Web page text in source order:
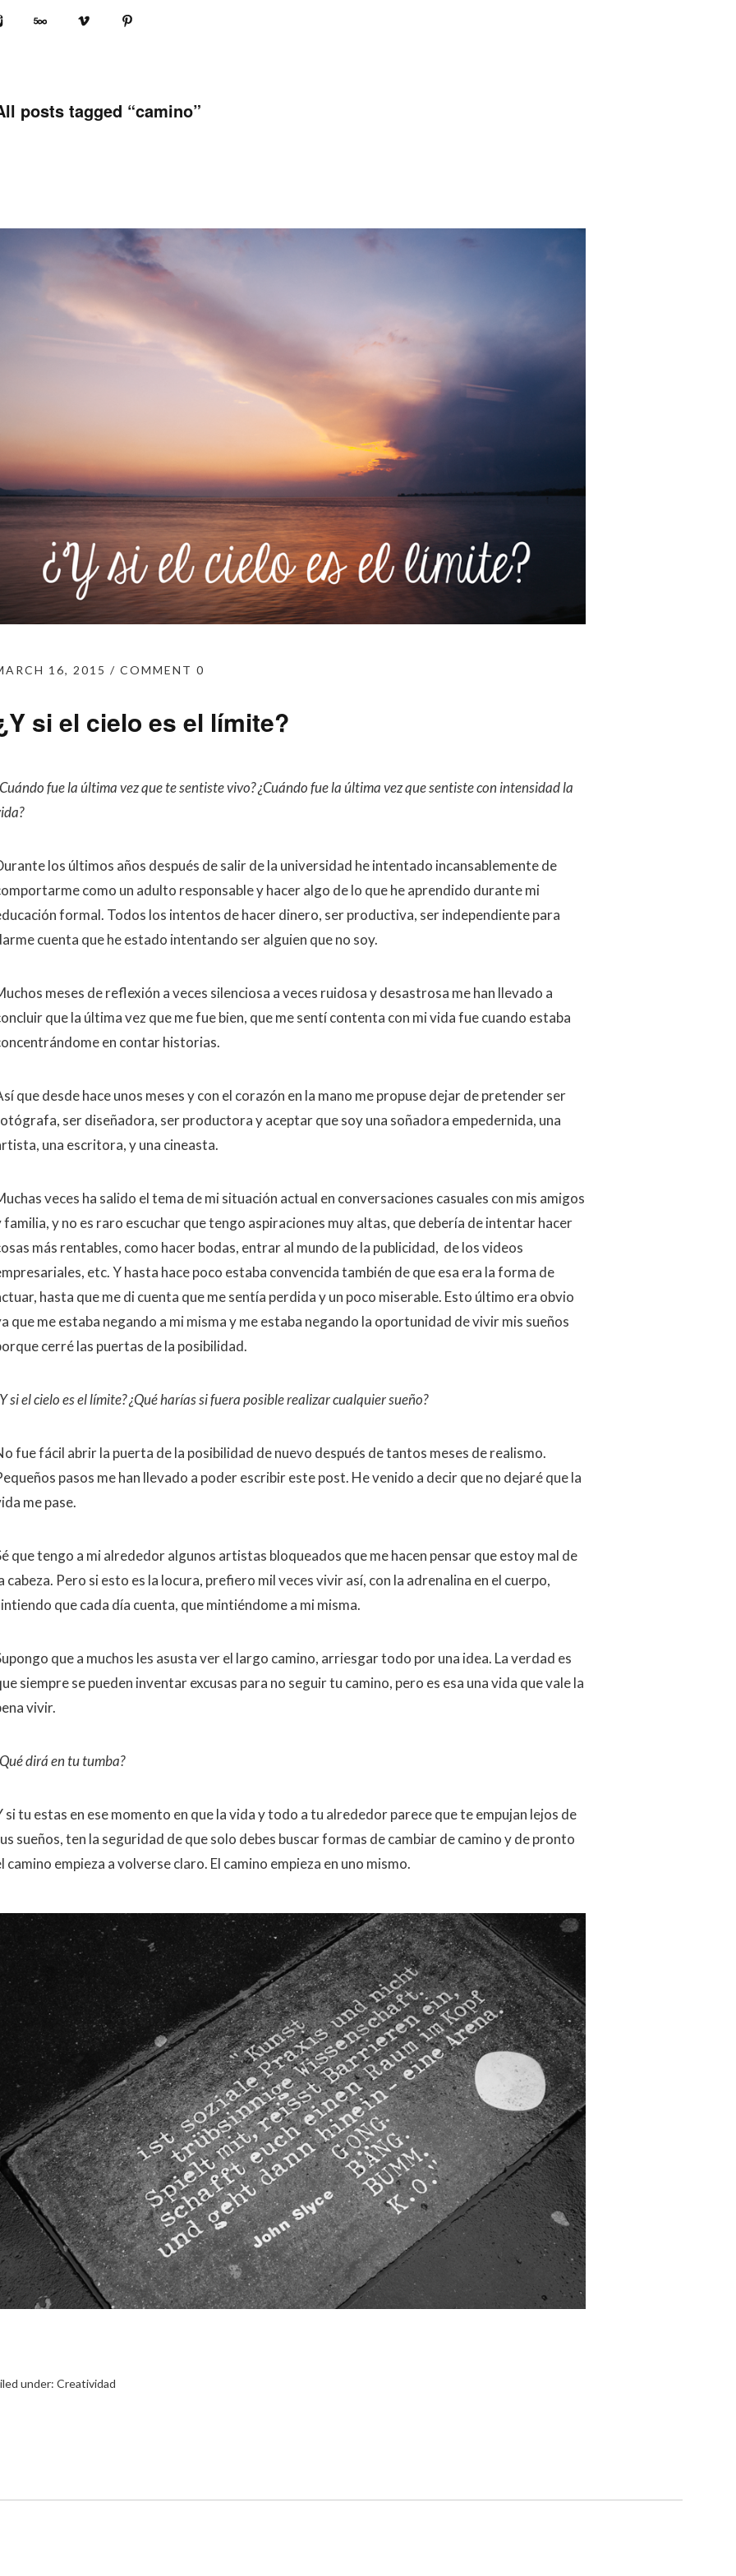
posts tagged “camino”
16, 2015 COMMENT 0
si el cielo es el límite?
fue la última vez que te sentiste vivo? ¿Cuándo fue la última vez que sentiste con intensidad la
los últimos años después de salir de la universidad he intentado incansablemente de
como un adulto responsable y hacer algo de lo que he aprendido durante mi
formal. Todos los intentos de hacer dinero, ser productiva, ser independiente para
cuenta que he estado intentando ser alguien que no soy.
meses de reflexión a veces silenciosa a veces ruidosa y desastrosa me han llevado a
que la última vez que me fue bien, que me sentí contenta con mi vida fue cuando estaba
en contar historias.
que desde hace unos meses y con el corazón en la mano me propuse dejar de pretender ser
ser diseñadora, ser productora y aceptar que soy una soñadora empedernida, una
una escritora, y una cineasta.
veces ha salido el tema de mi situación actual en conversaciones casuales con mis amigos
familia, y no es raro escuchar que tengo aspiraciones muy altas, que debería de intentar hacer
más rentables, como hacer bodas, entrar al mundo de la publicidad, de los videos
etc. Y hasta hace poco estaba convencida también de que esa era la forma de
hasta que me di cuenta que me sentía perdida y un poco miserable. Esto último era obvio
que me estaba negando a mi misma y me estaba negando la oportunidad de vivir mis sueños
cerré las puertas de la posibilidad.
si el cielo es el límite? ¿Qué harías si fuera posible realizar cualquier sueño?
fue fácil abrir la puerta de la posibilidad de nuevo después de tantos meses de realismo.
pasos me han llevado a poder escribir este post. He venido a decir que no dejaré que la
me pase.
que tengo a mi alrededor algunos artistas bloqueados que me hacen pensar que estoy mal de
cabeza. Pero si esto es la locura, prefiero mil veces vivir así, con la adrenalina en el cuerpo,
que cada día cuenta, que mintiéndome a mi misma.
que a muchos les asusta ver el largo camino, arriesgar todo por una idea. La verdad es
siempre se pueden inventar excusas para no seguir tu camino, pero es esa una vida que vale la
vivir.
dirá en tu tumba?
si tu estas en ese momento en que la vida y todo a tu alrededor parece que te empujan lejos de
sueños, ten la seguridad de que solo debes buscar formas de cambiar de camino y de pronto
camino empieza a volverse claro. El camino empieza en uno mismo.
under: Creatividad